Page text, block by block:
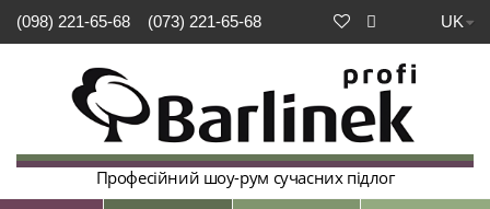
UK
(098) 221-65-68 (073) 221-65-68
Професійний шоу-рум сучасних підлог